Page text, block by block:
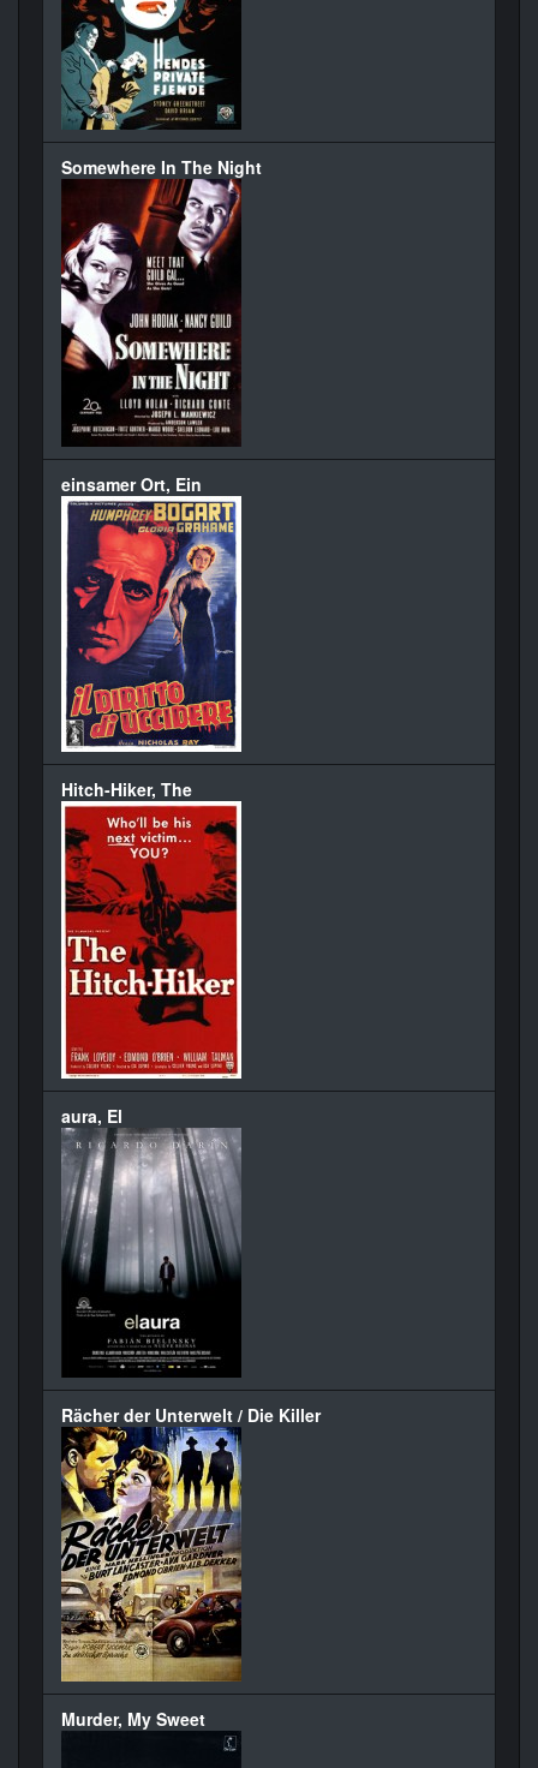
Somewhere In The Night
einsamer Ort, Ein
Hitch-Hiker, The
aura, El
Rächer der Unterwelt / Die Killer
Murder, My Sweet